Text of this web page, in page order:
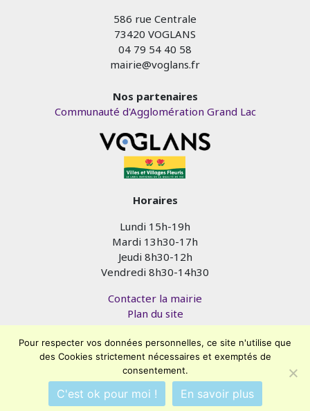
586 rue Centrale
73420 VOGLANS
04 79 54 40 58
mairie@voglans.fr
Nos partenaires
Communauté d'Agglomération Grand Lac
Horaires
Lundi 15h-19h
Mardi 13h30-17h
Jeudi 8h30-12h
Vendredi 8h30-14h30
Contacter la mairie
Plan du site
Mentions légales
Confidentialité
Accessibilité (en cours)
Encore un site Commu'net !
Pour respecter vos données personnelles, ce site n'utilise que
des Cookies strictement nécessaires et exemptés de
consentement.
C'est ok pour moi ! En savoir plus